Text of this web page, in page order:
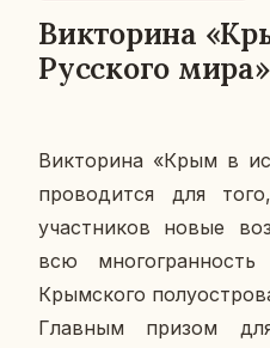
Викторина
Русского мира»
Вик­то­ри­на «Крым в
про­во­дит­ся для
участ­ни­ков новые
всю
Крым­ско­го
Глав­ным призом